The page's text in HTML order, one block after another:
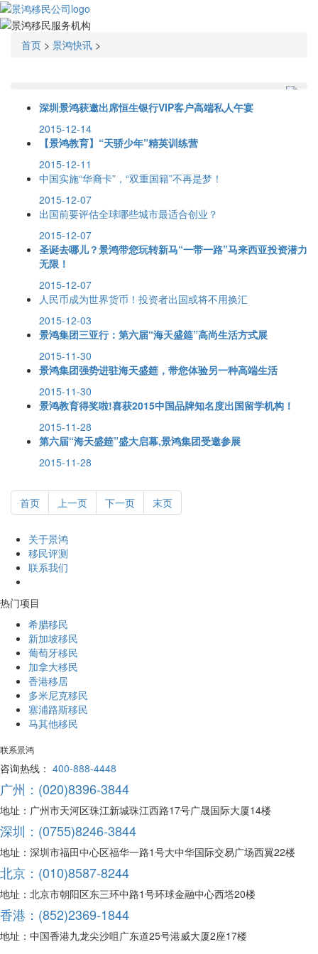
首页 > 景鸿快讯 >
深圳景鸿获邀出席恒生银行VIP客户高端私人午宴
2015-12-14
【景鸿教育】“天骄少年”精英训练营
2015-12-11
中国实施“华裔卡”，“双重国籍”不再是梦！
2015-12-07
出国前要评估全球哪些城市最适合创业？
2015-12-07
圣诞去哪儿？景鸿带您玩转新马“一带一路”马来西亚投资潜力
无限！
2015-12-07
人民币成为世界货币！投资者出国或将不用换汇
2015-12-03
景鸿集团三亚行：第六届“海天盛筵”高尚生活方式展
2015-11-30
景鸿集团强势进驻海天盛筵，带您体验另一种高端生活
2015-11-30
景鸿教育得奖啦!喜获2015中国品牌知名度出国留学机构！
2015-11-28
第六届“海天盛筵”盛大启幕,景鸿集团受邀参展
2015-11-28
首页 上一页 下一页 末页
关于景鸿
移民评测
联系我们
热门项目
希腊移民
新加坡移民
葡萄牙移民
加拿大移民
香港移居
多米尼克移民
塞浦路斯移民
马其他移民
联系景鸿
咨询热线： 400-888-4448
广州：(020)8396-3844
地址：广州市天河区珠江新城珠江西路17号广晟国际大厦14楼
深圳：(0755)8246-3844
地址：深圳市福田中心区福华一路1号大中华国际交易广场西翼22楼
北京：(010)8587-8244
地址：北京市朝阳区东三环中路1号环球金融中心西塔20楼
香港：(852)2369-1844
地址：中国香港九龙尖沙咀广东道25号港威大厦2座17楼